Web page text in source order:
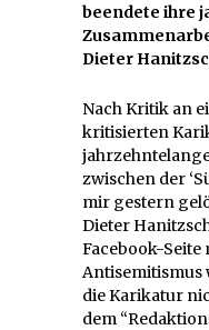
beendete ihre
Dieter
Nach Kritik an
kritisierten
zwischen der
mir gestern
Dieter
Facebook-Seite
Antisemitismus
die Karikatur
dem